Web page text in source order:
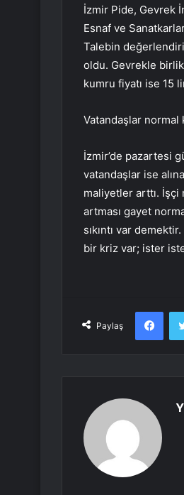
İzmir Pide, Gevrek
Esnaf ve
Talebin
oldu. Gevrekle
kumru fiyatı ise 15
Vatandaşlar normal
İzmir’de pazartesi
vatandaşlar ise
maliyetler arttı. İşçi
artması gayet
sıkıntı var
bir kriz var; ister
Paylaş